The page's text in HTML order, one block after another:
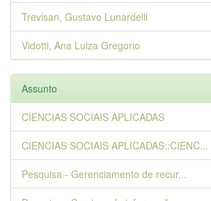
Trevisan, Gustavo Lunardelli
Vidotti, Ana Luiza Gregorio
Assunto
CIENCIAS SOCIAIS APLICADAS
CIENCIAS SOCIAIS APLICADAS::CIENC...
Pesquisa - Gerenciamento de recur...